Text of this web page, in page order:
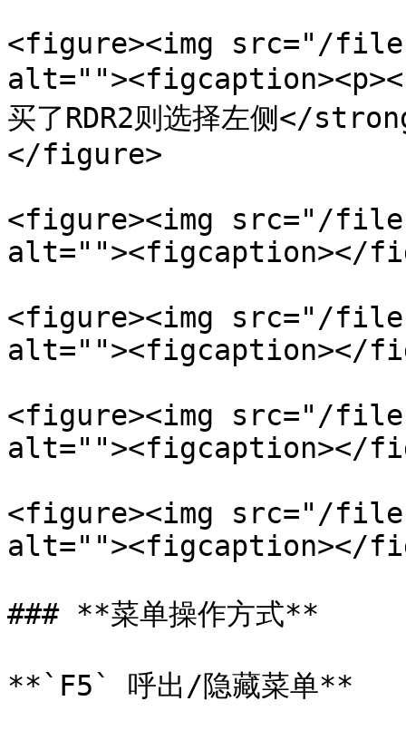
<figure><img src="/files/
买了RDR2则选择左侧</
</figure>
<figure><img src="/files/
alt=""><figcaption></
<figure><img src="/files/
alt=""><figcaption></
<figure><img src="/files/
alt=""><figcaption></
<figure><img src="/files/
alt=""><figcaption></
### **菜单操作方式**
**`F5` 呼出/隐藏菜单**